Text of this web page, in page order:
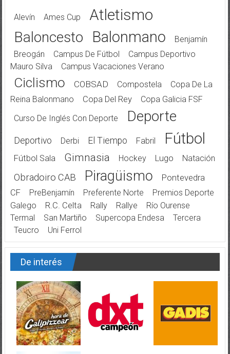
Alevín Ames Cup Atletismo
Baloncesto Balonmano
Benjamín
Breogán
Campus De Fútbol
Campus Deportivo
Mauro Silva
Campus Vacaciones Verano
Ciclismo COBSAD Compostela
Copa De La
Reina Balonmano
Copa Del Rey
Copa Galicia FSF
Curso De Inglés Con Deporte
Deporte
Deportivo Derbi El Tiempo Fabril Fútbol
Fútbol Sala Gimnasia Hockey Lugo Natación
Obradoiro CAB Piragüismo
Pontevedra
CF
PreBenjamín Preferente Norte
Premios Deporte
Galego
R.C. Celta Rally Rallye
Río Ourense
Termal
San Martiño Supercopa Endesa
Tercera
Teucro
Uni Ferrol
De interés